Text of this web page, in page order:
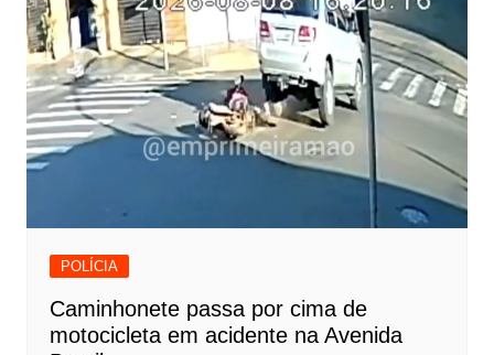
POLÍCIA
Caminhonete passa por cima de
motocicleta em acidente na Avenida